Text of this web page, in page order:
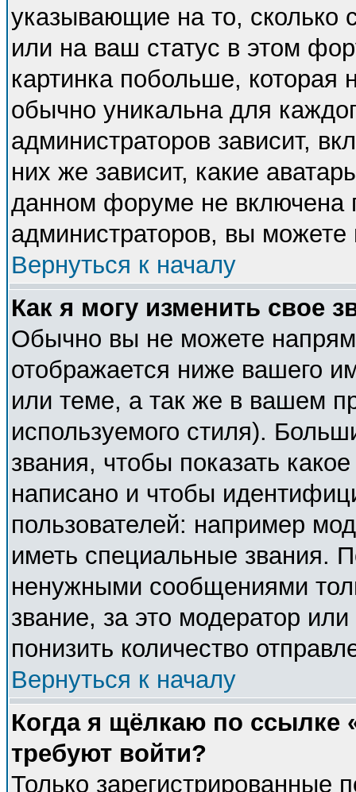
указывающие на то,
или на ваш статус в этом
картинка побольше, которая
обычно уникальна для
администраторов зависит,
них же зависит, какие
данном форуме не включена
администраторов, вы
Вернуться к началу
Как я могу изменить свое
Обычно вы не можете
отображается ниже вашего
или теме, а так же в вашем
используемого стиля).
звания, чтобы показать
написано и чтобы
пользователей: например
иметь специальные звания.
ненужными сообщениями
звание, за это модератор
понизить количество
Вернуться к началу
Когда я щёлкаю по ссылке
требуют войти?
Только зарегистрированные